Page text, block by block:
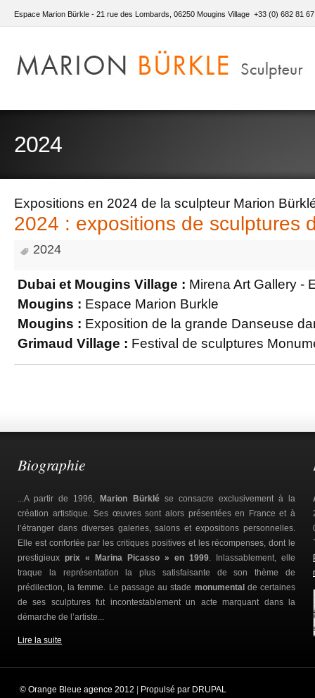
Espace Marion Bürkle - 21 rue des Lombards, 06250 Mougins Village +33 (0) 682 81
2024
Expositions en 2024 de la sculpteur Marion
2024 : expositions de sculptures
2024
Dubai et Mougins Village : Mirena Art Gallery -
Mougins : Espace Marion Burkle
Mougins : Exposition de la grande Danseuse
Grimaud Village : Festival de sculptures
Biographie
...A partir de 1996,Marion Bürklése consacre exclusivement à la
création artistique. Ses œuvres sont alors présentées en France et à
l’étranger dans diverses galeries, salons et expositions personnelles.
Elle est confortée par les critiques positives et les récompenses, dont le
prestigieux prix « Marina Picasso » en 1999 . Inlassablement, elle
traque la représentation la plus satisfaisante de son thème de
prédilection, la femme. Le passage au stade monumentalde certaines
de ses sculptures fut incontestablement un acte marquant dans la
démarche de l’artiste...
Lire la suite
© Orange Bleue agence 2012 Propulsé par DRUPAL